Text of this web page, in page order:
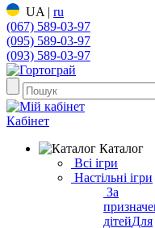
UA | ru
(067) 589-03-97
(095) 589-03-97
(093) 589-03-97
Кабінет
Каталог
Всі ігри
Настільні ігри
За
дітейДля